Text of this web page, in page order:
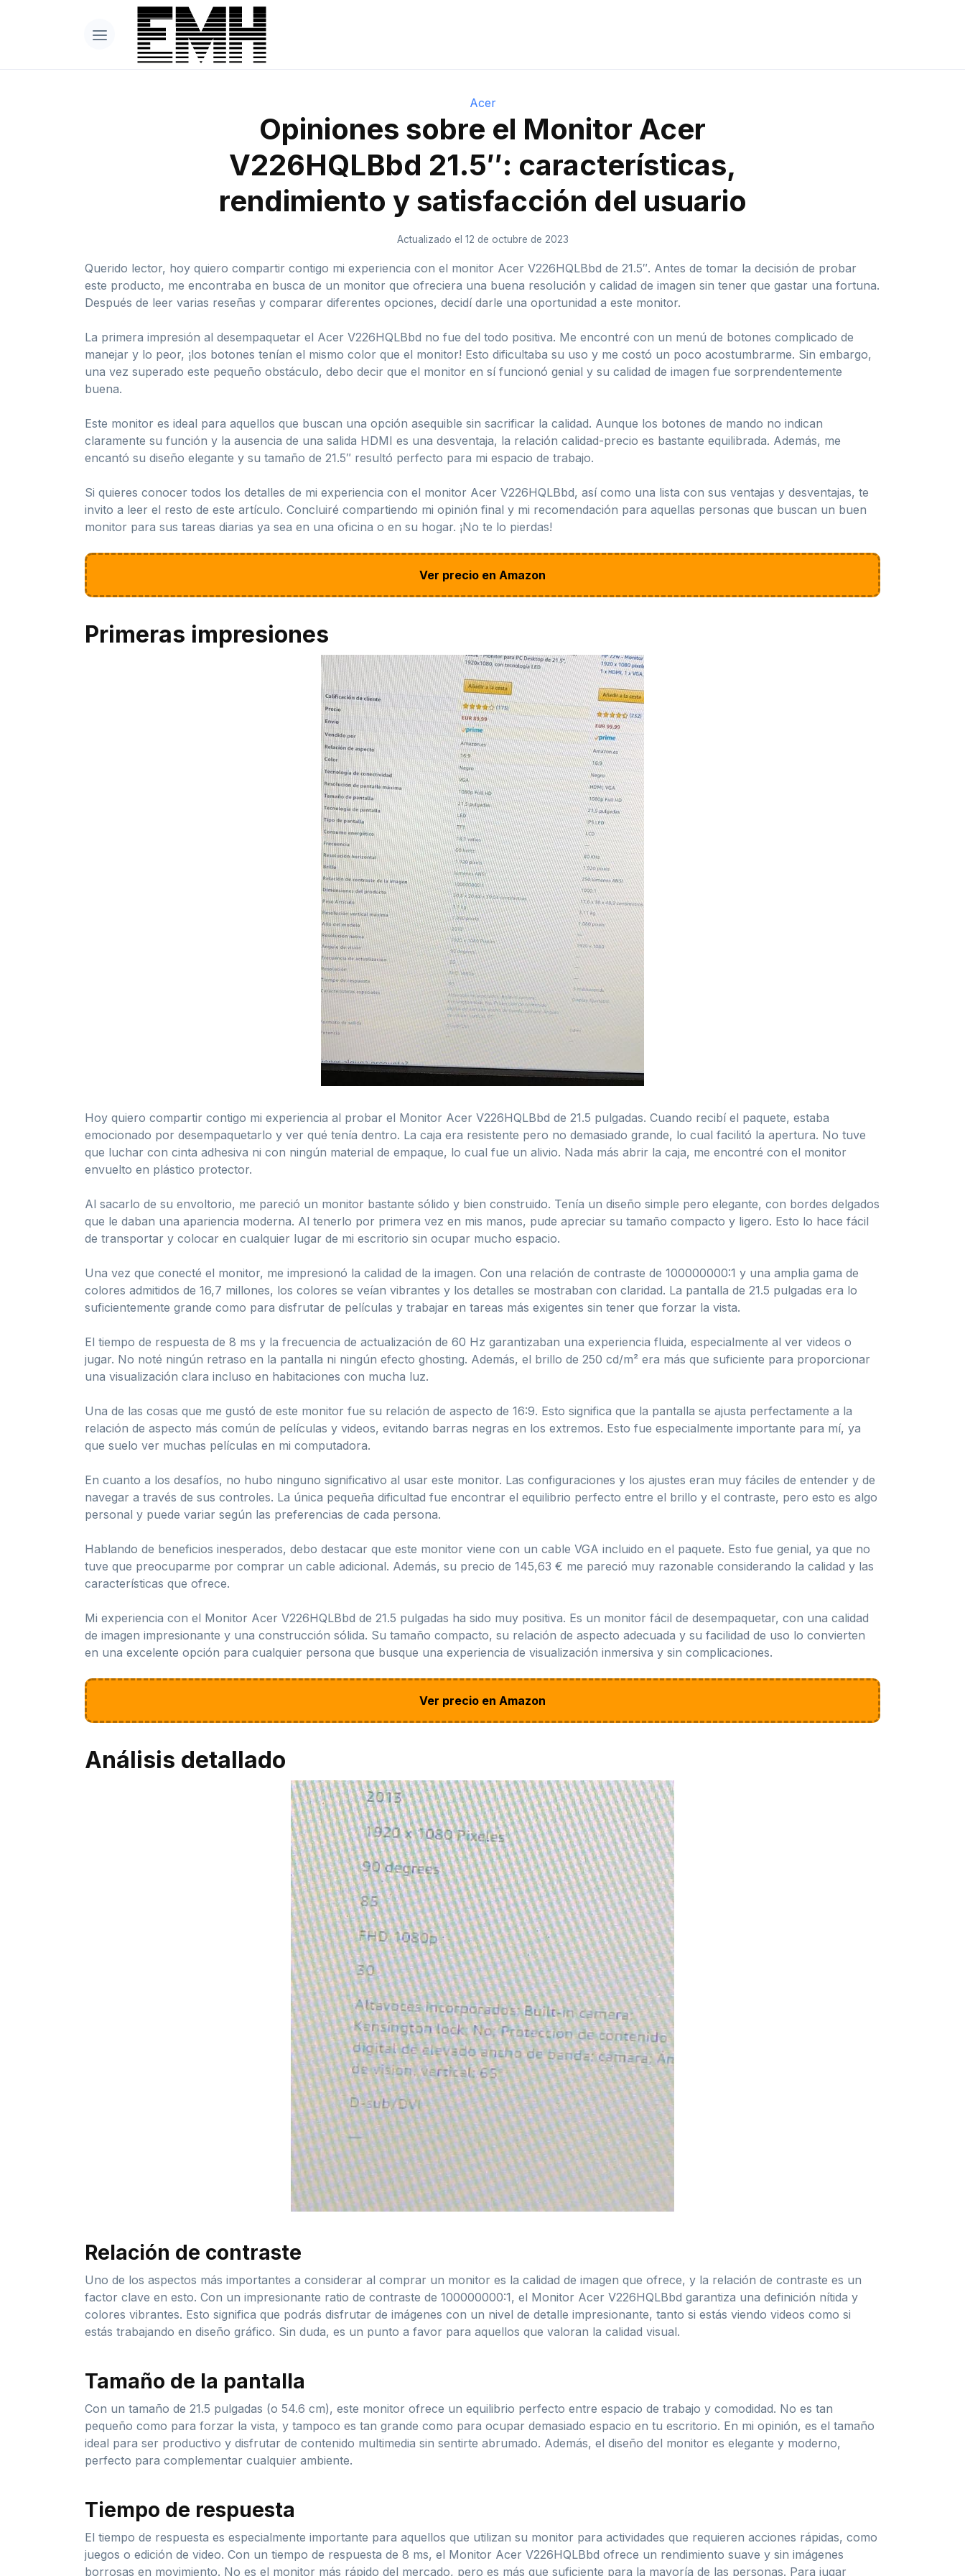
Acer
Opiniones sobre el Monitor Acer
V226HQLBbd 21.5″: características,
rendimiento y satisfacción del usuario
Actualizado el 12 de octubre de 2023
Querido lector, hoy quiero compartir contigo mi experiencia con el monitor Acer V226HQLBbd de 21.5″. Antes de tomar la decisión de probar
este producto, me encontraba en busca de un monitor que ofreciera una buena resolución y calidad de imagen sin tener que gastar una fortuna.
Después de leer varias reseñas y comparar diferentes opciones, decidí darle una oportunidad a este monitor.
La primera impresión al desempaquetar el Acer V226HQLBbd no fue del todo positiva. Me encontré con un menú de botones complicado de
manejar y lo peor, ¡los botones tenían el mismo color que el monitor! Esto dificultaba su uso y me costó un poco acostumbrarme. Sin embargo,
una vez superado este pequeño obstáculo, debo decir que el monitor en sí funcionó genial y su calidad de imagen fue sorprendentemente
buena.
Este monitor es ideal para aquellos que buscan una opción asequible sin sacrificar la calidad. Aunque los botones de mando no indican
claramente su función y la ausencia de una salida HDMI es una desventaja, la relación calidad-precio es bastante equilibrada. Además, me
encantó su diseño elegante y su tamaño de 21.5″ resultó perfecto para mi espacio de trabajo.
Si quieres conocer todos los detalles de mi experiencia con el monitor Acer V226HQLBbd, así como una lista con sus ventajas y desventajas, te
invito a leer el resto de este artículo. Concluiré compartiendo mi opinión final y mi recomendación para aquellas personas que buscan un buen
monitor para sus tareas diarias ya sea en una oficina o en su hogar. ¡No te lo pierdas!
Ver precio en Amazon
Primeras impresiones
Hoy quiero compartir contigo mi experiencia al probar el Monitor Acer V226HQLBbd de 21.5 pulgadas. Cuando recibí el paquete, estaba
emocionado por desempaquetarlo y ver qué tenía dentro. La caja era resistente pero no demasiado grande, lo cual facilitó la apertura. No tuve
que luchar con cinta adhesiva ni con ningún material de empaque, lo cual fue un alivio. Nada más abrir la caja, me encontré con el monitor
envuelto en plástico protector.
Al sacarlo de su envoltorio, me pareció un monitor bastante sólido y bien construido. Tenía un diseño simple pero elegante, con bordes delgados
que le daban una apariencia moderna. Al tenerlo por primera vez en mis manos, pude apreciar su tamaño compacto y ligero. Esto lo hace fácil
de transportar y colocar en cualquier lugar de mi escritorio sin ocupar mucho espacio.
Una vez que conecté el monitor, me impresionó la calidad de la imagen. Con una relación de contraste de 100000000:1 y una amplia gama de
colores admitidos de 16,7 millones, los colores se veían vibrantes y los detalles se mostraban con claridad. La pantalla de 21.5 pulgadas era lo
suficientemente grande como para disfrutar de películas y trabajar en tareas más exigentes sin tener que forzar la vista.
El tiempo de respuesta de 8 ms y la frecuencia de actualización de 60 Hz garantizaban una experiencia fluida, especialmente al ver videos o
jugar. No noté ningún retraso en la pantalla ni ningún efecto ghosting. Además, el brillo de 250 cd/m² era más que suficiente para proporcionar
una visualización clara incluso en habitaciones con mucha luz.
Una de las cosas que me gustó de este monitor fue su relación de aspecto de 16:9. Esto significa que la pantalla se ajusta perfectamente a la
relación de aspecto más común de películas y videos, evitando barras negras en los extremos. Esto fue especialmente importante para mí, ya
que suelo ver muchas películas en mi computadora.
En cuanto a los desafíos, no hubo ninguno significativo al usar este monitor. Las configuraciones y los ajustes eran muy fáciles de entender y de
navegar a través de sus controles. La única pequeña dificultad fue encontrar el equilibrio perfecto entre el brillo y el contraste, pero esto es algo
personal y puede variar según las preferencias de cada persona.
Hablando de beneficios inesperados, debo destacar que este monitor viene con un cable VGA incluido en el paquete. Esto fue genial, ya que no
tuve que preocuparme por comprar un cable adicional. Además, su precio de 145,63 € me pareció muy razonable considerando la calidad y las
características que ofrece.
Mi experiencia con el Monitor Acer V226HQLBbd de 21.5 pulgadas ha sido muy positiva. Es un monitor fácil de desempaquetar, con una calidad
de imagen impresionante y una construcción sólida. Su tamaño compacto, su relación de aspecto adecuada y su facilidad de uso lo convierten
en una excelente opción para cualquier persona que busque una experiencia de visualización inmersiva y sin complicaciones.
Ver precio en Amazon
Análisis detallado
Relación de contraste
Uno de los aspectos más importantes a considerar al comprar un monitor es la calidad de imagen que ofrece, y la relación de contraste es un
factor clave en esto. Con un impresionante ratio de contraste de 100000000:1, el Monitor Acer V226HQLBbd garantiza una definición nítida y
colores vibrantes. Esto significa que podrás disfrutar de imágenes con un nivel de detalle impresionante, tanto si estás viendo videos como si
estás trabajando en diseño gráfico. Sin duda, es un punto a favor para aquellos que valoran la calidad visual.
Tamaño de la pantalla
Con un tamaño de 21.5 pulgadas (o 54.6 cm), este monitor ofrece un equilibrio perfecto entre espacio de trabajo y comodidad. No es tan
pequeño como para forzar la vista, y tampoco es tan grande como para ocupar demasiado espacio en tu escritorio. En mi opinión, es el tamaño
ideal para ser productivo y disfrutar de contenido multimedia sin sentirte abrumado. Además, el diseño del monitor es elegante y moderno,
perfecto para complementar cualquier ambiente.
Tiempo de respuesta
El tiempo de respuesta es especialmente importante para aquellos que utilizan su monitor para actividades que requieren acciones rápidas, como
juegos o edición de video. Con un tiempo de respuesta de 8 ms, el Monitor Acer V226HQLBbd ofrece un rendimiento suave y sin imágenes
borrosas en movimiento. No es el monitor más rápido del mercado, pero es más que suficiente para la mayoría de las personas. Para jugar